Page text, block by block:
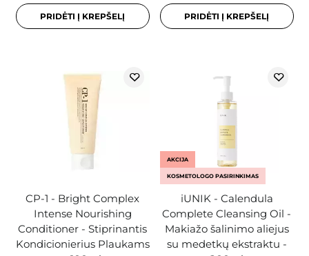
PRIDĖTI Į KREPŠELĮ PRIDĖTI Į KREPŠELĮ
CP-1 - Bright Complex
Intense Nourishing
Conditioner - Stiprinantis
Kondicionierius Plaukams
AKCIJA
KOSMETOLOGO PASIRINKIMAS
iUNIK - Calendula
Complete Cleansing Oil -
Makiažo šalinimo aliejus
su medetkų ekstraktu -